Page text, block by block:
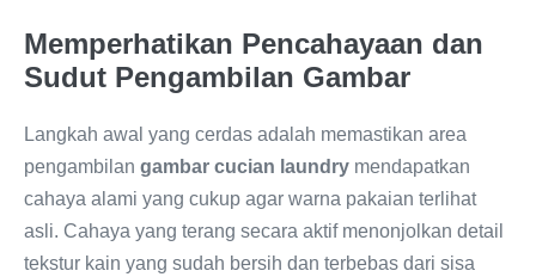
Memperhatikan Pencahayaan dan
Sudut Pengambilan Gambar
Langkah awal yang cerdas adalah memastikan area
pengambilan gambar cucian laundry mendapatkan
cahaya alami yang cukup agar warna pakaian terlihat
asli. Cahaya yang terang secara aktif menonjolkan detail
tekstur kain yang sudah bersih dan terbebas dari sisa